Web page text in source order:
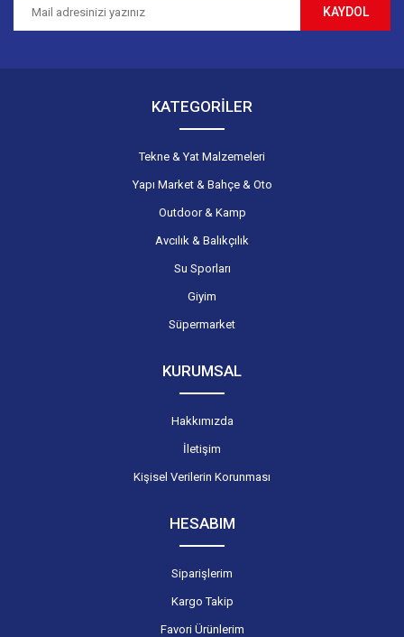
Gönder
KAYDOL
KATEGORİLER
Tekne & Yat Malzemeleri
Yapı Market & Bahçe & Oto
Outdoor & Kamp
Avcılık & Balıkçılık
Su Sporları
Giyim
Süpermarket
KURUMSAL
Hakkımızda
İletişim
Kişisel Verilerin Korunması
HESABIM
Siparişlerim
Kargo Takip
Favori Ürünlerim